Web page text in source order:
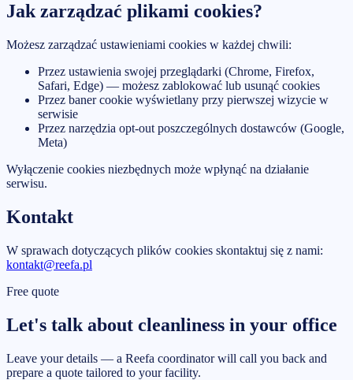
Jak zarządzać plikami cookies?
Możesz zarządzać ustawieniami cookies w każdej chwili:
Przez ustawienia swojej przeglądarki (Chrome, Firefox,
Safari, Edge) — możesz zablokować lub usunąć cookies
Przez baner cookie wyświetlany przy pierwszej wizycie w
serwisie
Przez narzędzia opt-out poszczególnych dostawców (Google,
Meta)
Wyłączenie cookies niezbędnych może wpłynąć na działanie
serwisu.
Kontakt
W sprawach dotyczących plików cookies skontaktuj się z nami:
kontakt@reefa.pl
Free quote
Let's talk about cleanliness in your office
Leave your details — a Reefa coordinator will call you back and
prepare a quote tailored to your facility.